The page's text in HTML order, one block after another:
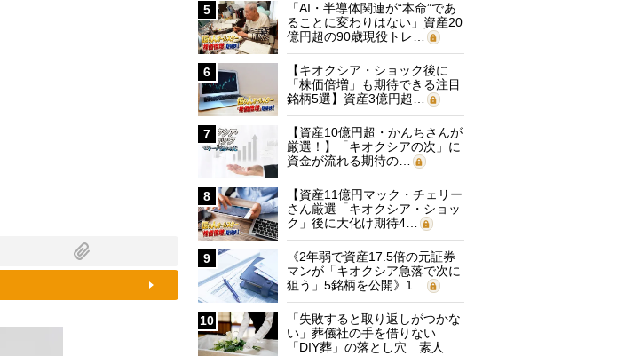
5
「AI・半導体関連が“本命”であ
ることに変わりはない」資産20
億円超の90歳現役トレ…
6
【キオクシア・ショック後に
「株価倍増」も期待できる注目
銘柄5選】資産3億円超…
7
【資産10億円超・かんちさんが
厳選！】「キオクシアの次」に
資金が流れる期待の…
8
【資産11億円マック・チェリー
さん厳選「キオクシア・ショッ
ク」後に大化け期待4…
9
《2年弱で資産17.5倍の元証券
マンが「キオクシア急落で次に
狙う」5銘柄を公開》1…
10
「失敗すると取り返しがつかな
い」葬儀社の手を借りない
「DIY葬」の落とし穴 素人